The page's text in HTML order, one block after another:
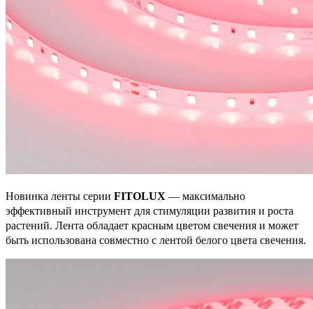
Новинка ленты серии FITOLUX — максимально
эффективный инструмент для стимуляции развития и роста
растений. Лента обладает красным цветом свечения и может
быть использована совместно с лентой белого цвета свечения.